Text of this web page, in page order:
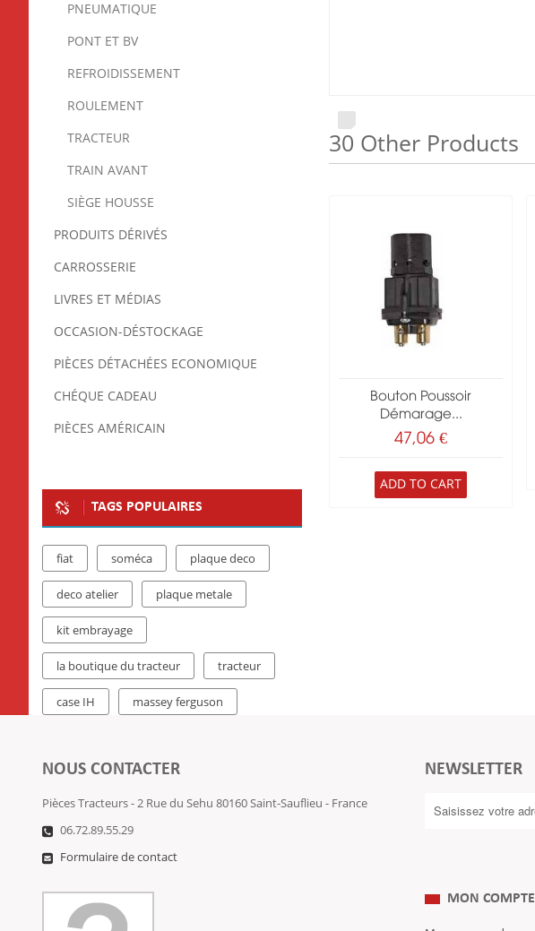
PNEUMATIQUE
PONT ET BV
REFROIDISSEMENT
ROULEMENT
TRACTEUR
TRAIN AVANT
SIÈGE HOUSSE
PRODUITS DÉRIVÉS
CARROSSERIE
LIVRES ET MÉDIAS
OCCASION-DÉSTOCKAGE
PIÈCES DÉTACHÉES ECONOMIQUE
CHÉQUE CADEAU
PIÈCES AMÉRICAIN
TAGS POPULAIRES
fiat soméca plaque deco
deco atelier plaque metale
kit embrayage
la boutique du tracteur tracteur
case IH massey ferguson
30 Other Products
Bouton Poussoir
Démarage...
47,06 €
ADD TO CART
NOUS CONTACTER
Pièces Tracteurs - 2 Rue du Sehu 80160 Saint-Sauflieu - France
06.72.89.55.29
Formulaire de contact
NEWSLETTER
MON COMPTE